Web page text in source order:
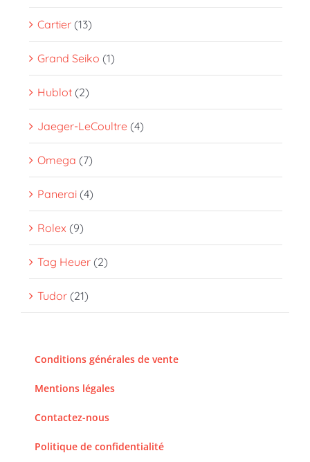
Cartier (13)
Grand Seiko (1)
Hublot (2)
Jaeger-LeCoultre (4)
Omega (7)
Panerai (4)
Rolex (9)
Tag Heuer (2)
Tudor (21)
Conditions générales de vente
Mentions légales
Contactez-nous
Politique de confidentialité